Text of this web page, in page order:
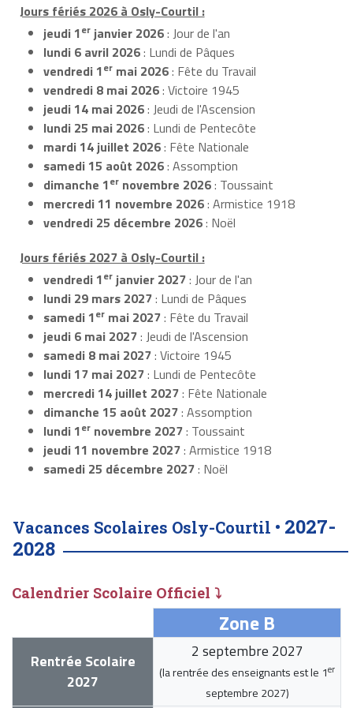
Jours fériés 2026 à Osly-Courtil :
jeudi 1er janvier 2026: Jour de l'an
lundi 6 avril 2026: Lundi de Pâques
vendredi 1er mai 2026: Fête du Travail
vendredi 8 mai 2026: Victoire 1945
jeudi 14 mai 2026: Jeudi de l'Ascension
lundi 25 mai 2026: Lundi de Pentecôte
mardi 14 juillet 2026: Fête Nationale
samedi 15 août 2026: Assomption
dimanche 1er novembre 2026: Toussaint
mercredi 11 novembre 2026: Armistice 1918
vendredi 25 décembre 2026: Noël
Jours fériés 2027 à Osly-Courtil :
vendredi 1er janvier 2027: Jour de l'an
lundi 29 mars 2027: Lundi de Pâques
samedi 1er mai 2027: Fête du Travail
jeudi 6 mai 2027: Jeudi de l'Ascension
samedi 8 mai 2027: Victoire 1945
lundi 17 mai 2027: Lundi de Pentecôte
mercredi 14 juillet 2027: Fête Nationale
dimanche 15 août 2027: Assomption
lundi 1er novembre 2027: Toussaint
jeudi 11 novembre 2027: Armistice 1918
samedi 25 décembre 2027: Noël
Vacances Scolaires Osly-Courtil • 2027-
2028
Calendrier Scolaire Officiel ⤵
Zone B
Rentrée Scolaire
2027
2 septembre 2027
(la rentrée des enseignants est le 1er
septembre 2027)